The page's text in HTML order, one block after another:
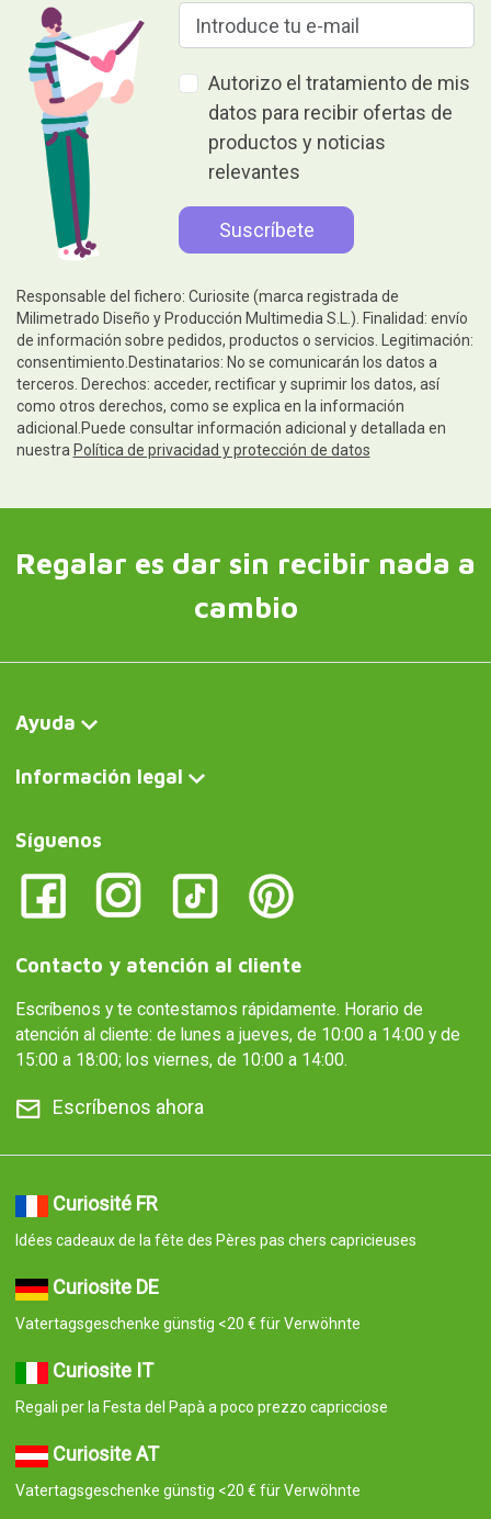
Autorizo el tratamiento de mis
datos para recibir ofertas de
productos y noticias
relevantes
Responsable del fichero: Curiosite (marca registrada de
Milimetrado Diseño y Producción Multimedia S.L.). Finalidad: envío
de información sobre pedidos, productos o servicios. Legitimación:
consentimiento.Destinatarios: No se comunicarán los datos a
terceros. Derechos: acceder, rectificar y suprimir los datos, así
como otros derechos, como se explica en la información
adicional.Puede consultar información adicional y detallada en
nuestra Política de privacidad y protección de datos
Regalar es dar sin recibir nada a
cambio
Ayuda
Información legal
Síguenos
Contacto y atención al cliente
Escríbenos y te contestamos rápidamente. Horario de
atención al cliente: de lunes a jueves, de 10:00 a 14:00 y de
15:00 a 18:00; los viernes, de 10:00 a 14:00.
Escríbenos ahora
Curiosité FR
Idées cadeaux de la fête des Pères pas chers capricieuses
Curiosite DE
Vatertagsgeschenke günstig <20 € für Verwöhnte
Curiosite IT
Regali per la Festa del Papà a poco prezzo capricciose
Curiosite AT
Vatertagsgeschenke günstig <20 € für Verwöhnte